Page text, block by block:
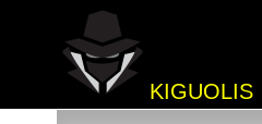
KIGUOLIS